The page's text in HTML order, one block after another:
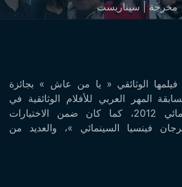
| سيناريست
الوثائقي « يا من عاش » بجائزة
المهر العربي للأفلام الوثائقية في
مهرجان دبي السينمائي 2012، كما كان ضمن الاختيارات
فينسيا السينمائي »، والعديد من